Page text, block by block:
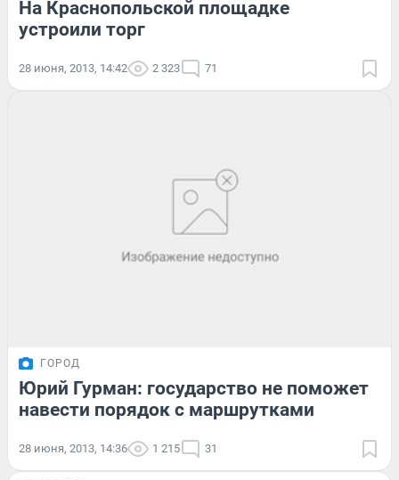
На Краснопольской площадке
устроили торг
28 июня, 2013, 14:42 2 323 71
ГОРОД
Юрий Гурман: государство не поможет
навести порядок с маршрутками
28 июня, 2013, 14:36 1 215 31